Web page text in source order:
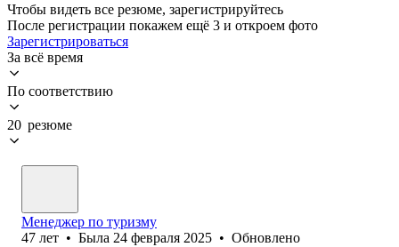
Чтобы видеть все резюме, зарегистрируйтесь
После регистрации покажем ещё 3 и откроем фото
Зарегистрироваться
За всё время
По соответствию
20 резюме
Менеджер по туризму
47 лет • Была 24 февраля 2025 • Обновлено